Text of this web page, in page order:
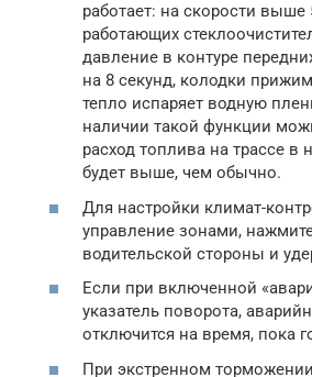
работает: на скорости
работающих
давление в контуре
на 8 секунд, колодки
тепло испаряет водную
наличии такой функции
расход топлива на трассе в
будет выше, чем обычно.
Для настройки климат-
управление зонами,
водительской стороны и
Если при включенной
указатель поворота,
отключится на время, пока
При экстренном